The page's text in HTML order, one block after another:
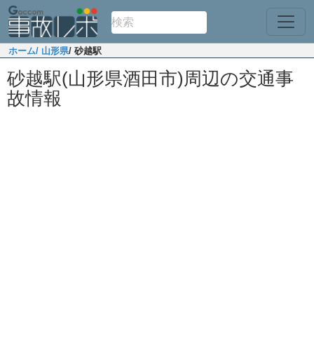
ホーム/ 山形県/ 砂越駅
砂越駅(山形県酒田市)周辺の交通事
故情報